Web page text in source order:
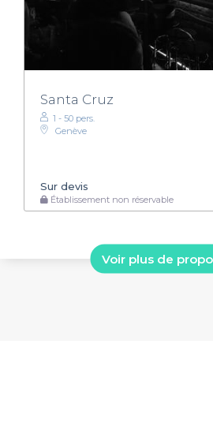
Santa Cruz
1 - 50 pers.
Genève
Sur devis
Établissement non réservable
Voir plus de